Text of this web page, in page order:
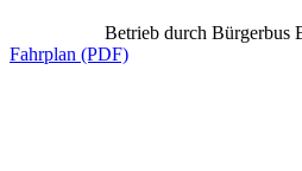
Betrieb durch Bürgerbus
Fahrplan (PDF)